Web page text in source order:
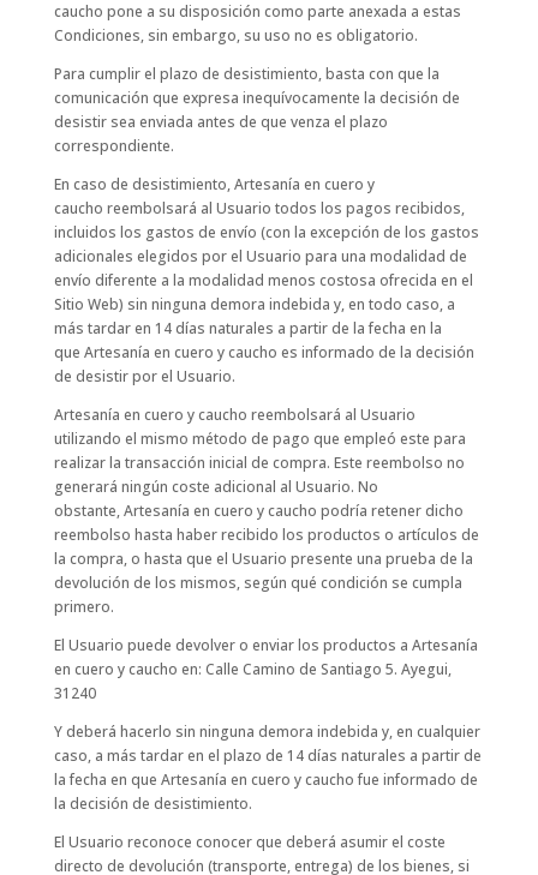
caucho pone a su disposición como parte anexada a estas
Condiciones, sin embargo, su uso no es obligatorio.
Para cumplir el plazo de desistimiento, basta con que la
comunicación que expresa inequívocamente la decisión de
desistir sea enviada antes de que venza el plazo
correspondiente.
En caso de desistimiento, Artesanía en cuero y
caucho reembolsará al Usuario todos los pagos recibidos,
incluidos los gastos de envío (con la excepción de los gastos
adicionales elegidos por el Usuario para una modalidad de
envío diferente a la modalidad menos costosa ofrecida en el
Sitio Web) sin ninguna demora indebida y, en todo caso, a
más tardar en 14 días naturales a partir de la fecha en la
que Artesanía en cuero y caucho es informado de la decisión
de desistir por el Usuario.
Artesanía en cuero y caucho reembolsará al Usuario
utilizando el mismo método de pago que empleó este para
realizar la transacción inicial de compra. Este reembolso no
generará ningún coste adicional al Usuario. No
obstante, Artesanía en cuero y caucho podría retener dicho
reembolso hasta haber recibido los productos o artículos de
la compra, o hasta que el Usuario presente una prueba de la
devolución de los mismos, según qué condición se cumpla
primero.
El Usuario puede devolver o enviar los productos a Artesanía
en cuero y caucho en: Calle Camino de Santiago 5. Ayegui,
31240
Y deberá hacerlo sin ninguna demora indebida y, en cualquier
caso, a más tardar en el plazo de 14 días naturales a partir de
la fecha en que Artesanía en cuero y caucho fue informado de
la decisión de desistimiento.
El Usuario reconoce conocer que deberá asumir el coste
directo de devolución (transporte, entrega) de los bienes, si